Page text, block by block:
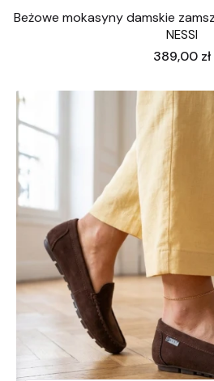
Beżowe mokasyny damskie
NESSI
Cena
389,00 zł